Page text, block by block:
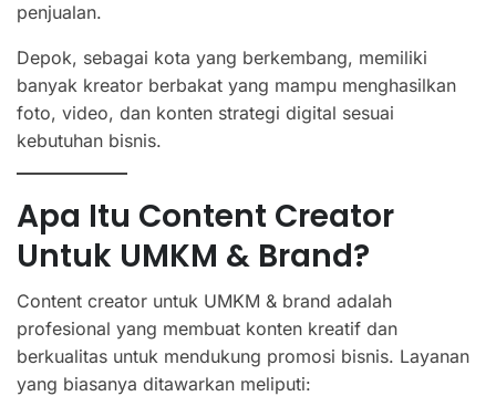
penjualan.
Depok, sebagai kota yang berkembang, memiliki
banyak kreator berbakat yang mampu menghasilkan
foto, video, dan konten strategi digital sesuai
kebutuhan bisnis.
Apa Itu Content Creator
Untuk UMKM & Brand?
Content creator untuk UMKM & brand adalah
profesional yang membuat konten kreatif dan
berkualitas untuk mendukung promosi bisnis. Layanan
yang biasanya ditawarkan meliputi: